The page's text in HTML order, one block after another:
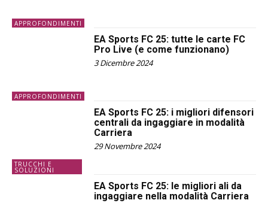
APPROFONDIMENTI
APPROFONDIMENTI
EA Sports FC 25: tutte le carte FC
Pro Live (e come funzionano)
3 Dicembre 2024
TRUCCHI E
SOLUZIONI
EA Sports FC 25: i migliori difensori
centrali da ingaggiare in modalità
Carriera
29 Novembre 2024
EA Sports FC 25: le migliori ali da
ingaggiare nella modalità Carriera